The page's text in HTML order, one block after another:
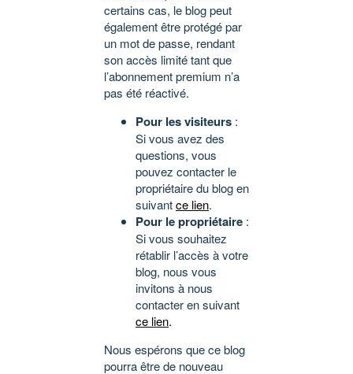
certains cas, le blog peut
également être protégé par
un mot de passe, rendant
son accès limité tant que
l’abonnement premium n’a
pas été réactivé.
Pour les visiteurs :
Si vous avez des
questions, vous
pouvez contacter le
propriétaire du blog en
suivantce lien.
Pour le propriétaire :
Si vous souhaitez
rétablir l’accès à votre
blog, nous vous
invitons à nous
contacter en suivant
ce lien.
Nous espérons que ce blog
pourra être de nouveau